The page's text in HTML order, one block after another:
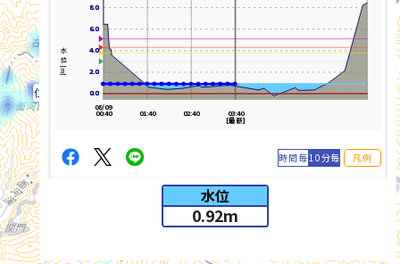
仁淀川(によどがわ)
0.0
2.0
4.0
6.0
8.0
水位[m]
0.0
2.0
4.0
6.0
8.0
03:40
[最新]
02:40
01:40
08/09
00:40
時間毎10分毎 凡例
水位
0.92m